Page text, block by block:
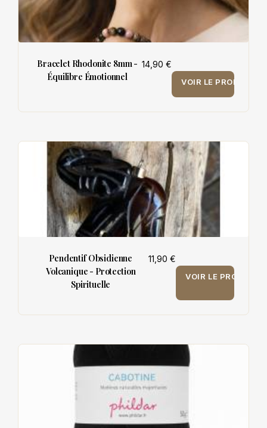
Bracelet Rhodonite 8mm -
Équilibre Émotionnel
14,90 €
VOIR LE PRODUIT
Pendentif Obsidienne
Volcanique - Protection
Spirituelle
11,90 €
VOIR LE PRODUIT